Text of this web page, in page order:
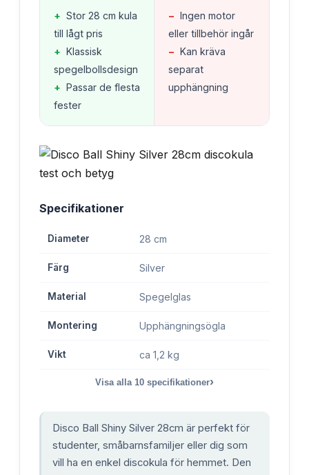
+ Stor 28 cm kula
till lågt pris
+ Klassisk
spegelbollsdesign
+ Passar de flesta
fester
− Ingen motor
eller tillbehör ingår
− Kan kräva
separat
upphängning
Specifikationer
Diameter 28 cm
Färg Silver
Material Spegelglas
Montering Upphängningsögla
Vikt ca 1,2 kg
Visa alla 10 specifikationer›
Disco Ball Shiny Silver 28cm är perfekt för
studenter, småbarnsfamiljer eller dig som
vill ha en enkel discokula för hemmet. Den